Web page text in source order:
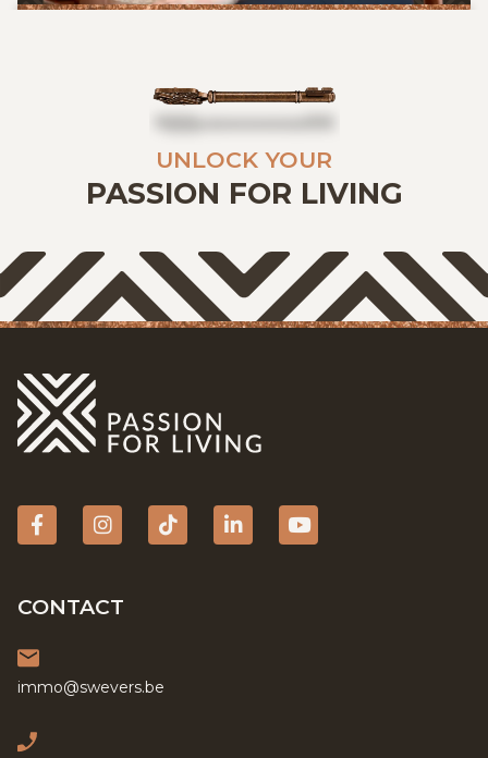
UNLOCK YOUR
PASSION FOR LIVING
FacebookInstagram
tiktokLinkedinYouTube
CONTACT
immo@swevers.be